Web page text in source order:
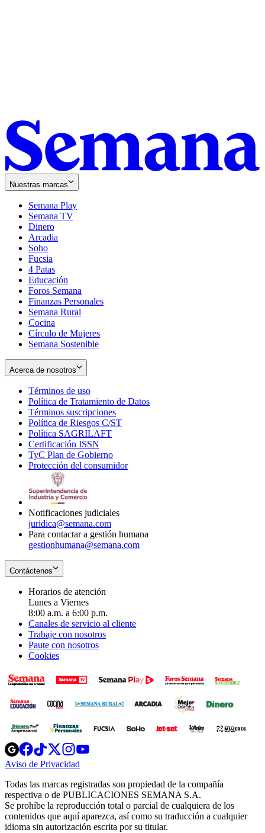
Nuestras marcas
Semana Play
Semana TV
Dinero
Arcadia
Soho
in
new
window
Fucsia
in
new
window
4 Patas
Educación
Foros Semana
Finanzas Personales
Semana Rural
Cocina
Círculo de Mujeres
Semana Sostenible
Acerca de nosotros
Términos de uso
in
new
window
Política de Tratamiento de Datos
Términos suscripciones
in
Política de Riesgos C/ST
Política SAGRILAFT
new
window
Certificación ISSN
in
new
TyC Plan de Gobierno
in
Protección del consumidorOpens
Notificaciones judiciales
juridica@semana.com
Para contactar a gestión humana
gestionhumana@semana.com
Contáctenos
Horarios de atención
Lunes a Viernes
8:00 a.m. a 6:00 p.m.
Canales de servicio al cliente
Trabaje con nosotros
Paute con nosotros
Cookies
Opens
in
new
Opens
in
new
Opens
in
new
window
Opens
new
windowwindow
Aviso de Privacidad
new
window
Todas las marcas registradas son propiedad de la compañía
respectiva o de PUBLICACIONES SEMANA S.A.
Se prohíbe la reproducción total o parcial de cualquiera de los
contenidos que aquí aparezca, así como su traducción a cualquier
idioma sin autorización escrita por su titular.